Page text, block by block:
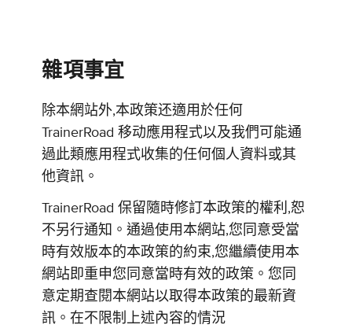
雜項事宜
除本網站外,本政策还適用於任何
TrainerRoad 移动應用程式以及我們可能通
過此類應用程式收集的任何個人資料或其
他資訊。
TrainerRoad 保留隨時修訂本政策的權利,恕
不另行通知。通過使用本網站,您同意受當
時有效版本的本政策的約束,您繼續使用本
網站即重申您同意當時有效的政策。您同
意定期查閱本網站以取得本政策的最新資
訊。在不限制上述內容的情況